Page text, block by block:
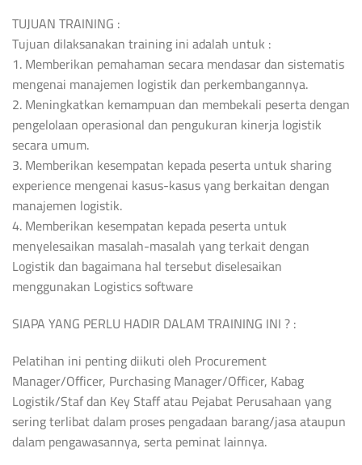
TUJUAN TRAINING :
Tujuan dilaksanakan training ini adalah untuk :
1. Memberikan pemahaman secara mendasar dan sistematis
mengenai manajemen logistik dan perkembangannya.
2. Meningkatkan kemampuan dan membekali peserta dengan
pengelolaan operasional dan pengukuran kinerja logistik
secara umum.
3. Memberikan kesempatan kepada peserta untuk sharing
experience mengenai kasus-kasus yang berkaitan dengan
manajemen logistik.
4. Memberikan kesempatan kepada peserta untuk
menyelesaikan masalah-masalah yang terkait dengan
Logistik dan bagaimana hal tersebut diselesaikan
menggunakan Logistics software
SIAPA YANG PERLU HADIR DALAM TRAINING INI ? :
Pelatihan ini penting diikuti oleh Procurement
Manager/Officer, Purchasing Manager/Officer, Kabag
Logistik/Staf dan Key Staff atau Pejabat Perusahaan yang
sering terlibat dalam proses pengadaan barang/jasa ataupun
dalam pengawasannya, serta peminat lainnya.